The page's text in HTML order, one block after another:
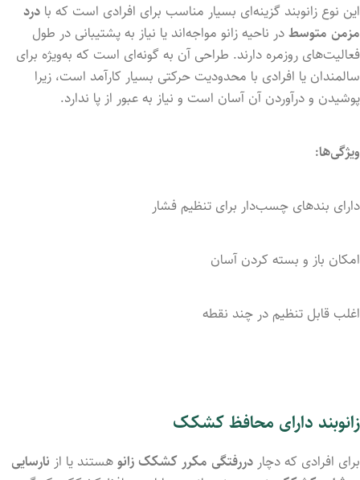
این نوع زانوبند گزینه‌ای بسیار مناسب برای افرادی است که با درد
مزمن متوسطدر ناحیه زانو مواجه‌اند یا نیاز به پشتیبانی در طول
فعالیت‌های روزمره دارند. طراحی آن به گونه‌ای است که به‌ویژه برای
سالمندان یا افرادی با محدودیت حرکتی بسیار کارآمد است، زیرا
پوشیدن و درآوردن آن آسان است و نیاز به عبور از پا ندارد.
ویژگی‌ها:
دارای بندهای چسب‌دار برای تنظیم فشار
امکان باز و بسته کردن آسان
اغلب قابل تنظیم در چند نقطه
زانوبند دارای محافظ کشکک
برای افرادی که دچار دررفتگی مکرر کشکک زانوهستند یا از نارسایی